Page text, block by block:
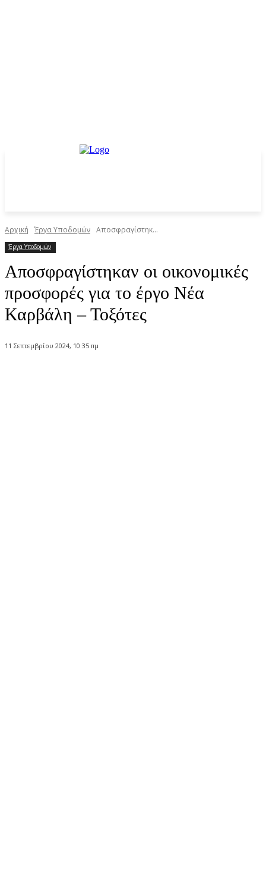
Αρχική Έργα Υποδομών Αποσφραγίστηκ...
Έργα Υποδομών
Αποσφραγίστηκαν οι οικονομικές
προσφορές για το έργο Νέα
Καρβάλη – Τοξότες
11 Σεπτεμβρίου 2024, 10:35 πμ